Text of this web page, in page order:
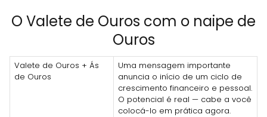
O Valete de Ouros com o naipe de
Ouros
Valete de Ouros + Ás
de Ouros
Uma mensagem importante
anuncia o início de um ciclo de
crescimento financeiro e pessoal.
O potencial é real — cabe a você
colocá-lo em prática agora.